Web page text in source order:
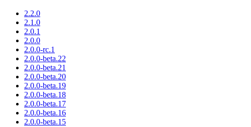
2.2.0
2.1.0
2.0.1
2.0.0
2.0.0-rc.1
2.0.0-beta.22
2.0.0-beta.21
2.0.0-beta.20
2.0.0-beta.19
2.0.0-beta.18
2.0.0-beta.17
2.0.0-beta.16
2.0.0-beta.15